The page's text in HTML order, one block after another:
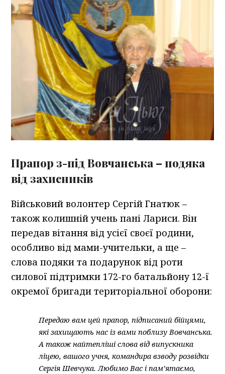
Прапор з-під Вовчанська – подяка
від захисників
Військовий волонтер Сергій Гнатюк –
також колишній учень пані Лариси. Він
передав вітання від усієї своєї родини,
особливо від мами-учительки, а ще –
слова подяки та подарунок від роти
силової підтримки 172-го батальйону 12-ї
окремої бригади територіальної оборони:
Передаю вам цей прапор, підписаний бійцями,
які захищають нас із вами поблизу Вовчанська.
А також найтепліші слова від випускника
ліцею, вашого учня, командира взводу розвідки
Сергія Шевчука. Любимо Вас і пам’ятаємо,